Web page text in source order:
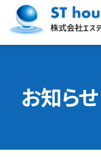
お知らせ